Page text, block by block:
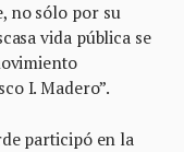
no sólo por su
vida pública se
I. Madero”.
participó en la